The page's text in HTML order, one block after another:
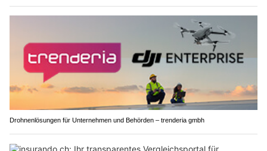
Drohnenlösungen für Unternehmen und Behörden – trenderia gmbh